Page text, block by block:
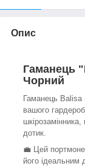
Опис
Гаманець
Чорний
Гаманець Balisa
вашого
дотик.
💼 Цей
його ідеальним